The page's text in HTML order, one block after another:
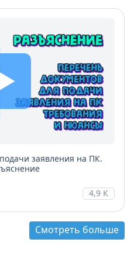
заявления на ПК.
4,9 К
Смотреть больше